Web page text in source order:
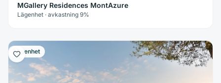
MGallery Residences MontAzure
Lägenhet · avkastning 9%
Lägenhet